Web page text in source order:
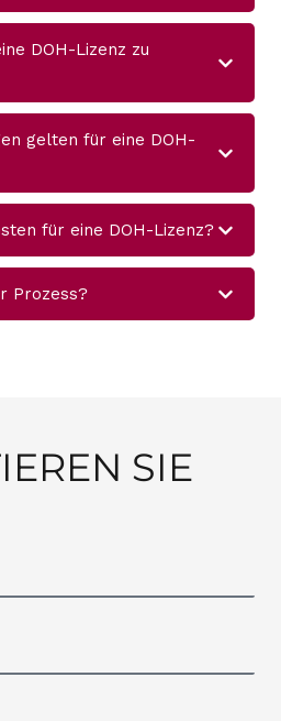
DOH-Lizenz zu
gelten für eine DOH-
für eine DOH-Lizenz?
Prozess?
SIE